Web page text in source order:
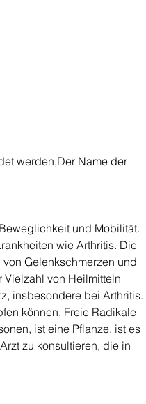
werden,Der Name der
und Mobilität.
wie Arthritis. Die
Gelenkschmerzen und
von Heilmitteln
insbesondere bei Arthritis.
können. Freie Radikale
ist eine Pflanze, ist es
zu konsultieren, die in